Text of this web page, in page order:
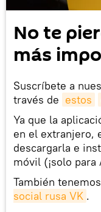
No te
más
Suscríbete a
través de estos
Ya que la
en el extranjero,
descargarla e
móvil (¡solo para
También
social rusa VK .